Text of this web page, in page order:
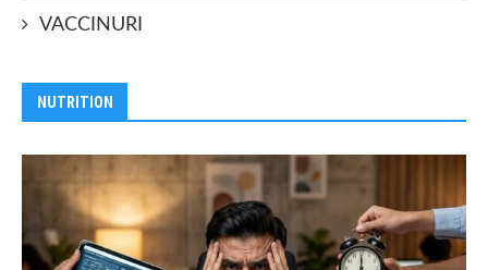
VACCINURI
NUTRITION